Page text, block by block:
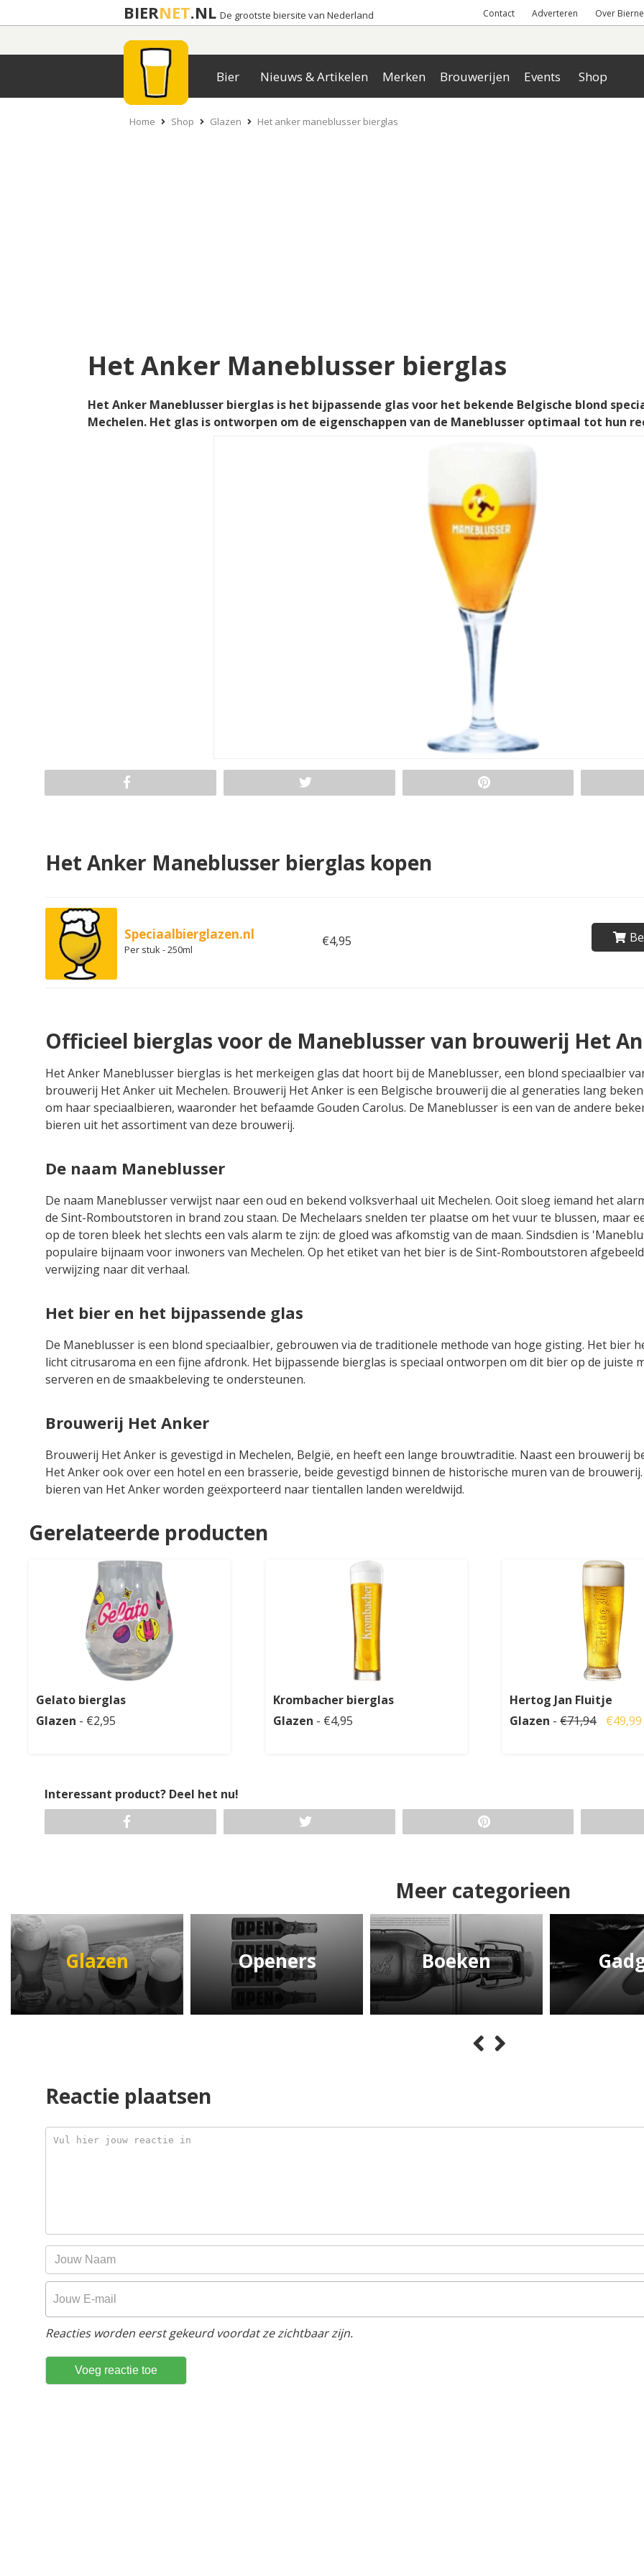
BIERNET.NL De grootste biersite van Nederland Contact Adverteren Over
Bier Nieuws & Artikelen Merken Brouwerijen Events Shop
Home Shop Glazen Het anker maneblusser bierglas
Het Anker Maneblusser bierglas
Het Anker Maneblusser bierglas is het bijpassende glas voor het bekende Belgische blond
Mechelen. Het glas is ontworpen om de eigenschappen van de Maneblusser optimaal tot hun
Het Anker Maneblusser bierglas kopen
Speciaalbierglazen.nl
Per stuk - 250ml
€4,95
Officieel bierglas voor de Maneblusser van brouwerij Het
Het Anker Maneblusser bierglas is het merkeigen glas dat hoort bij de Maneblusser, een blond speciaalbier
brouwerij Het Anker uit Mechelen. Brouwerij Het Anker is een Belgische brouwerij die al generaties lang
om haar speciaalbieren, waaronder het befaamde Gouden Carolus. De Maneblusser is een van de andere
bieren uit het assortiment van deze brouwerij.
De naam Maneblusser
De naam Maneblusser verwijst naar een oud en bekend volksverhaal uit Mechelen. Ooit sloeg iemand het
de Sint-Romboutstoren in brand zou staan. De Mechelaars snelden ter plaatse om het vuur te blussen, maar
op de toren bleek het slechts een vals alarm te zijn: de gloed was afkomstig van de maan. Sindsdien is
populaire bijnaam voor inwoners van Mechelen. Op het etiket van het bier is de Sint-Romboutstoren
verwijzing naar dit verhaal.
Het bier en het bijpassende glas
De Maneblusser is een blond speciaalbier, gebrouwen via de traditionele methode van hoge gisting. Het bier
licht citrusaroma en een fijne afdronk. Het bijpassende bierglas is speciaal ontworpen om dit bier op de juiste
serveren en de smaakbeleving te ondersteunen.
Brouwerij Het Anker
Brouwerij Het Anker is gevestigd in Mechelen, België, en heeft een lange brouwtraditie. Naast een brouwerij
Het Anker ook over een hotel en een brasserie, beide gevestigd binnen de historische muren van de
bieren van Het Anker worden geëxporteerd naar tientallen landen wereldwijd.
Gerelateerde producten
Gelato bierglas
Glazen - €2,95
Krombacher bierglas
Glazen - €4,95
Hertog Jan Fluitje
Glazen -€71,94 €49,99
Interessant product? Deel het nu!
Meer categorieen
Glazen Openers Boeken
Reactie plaatsen
Reacties worden eerst gekeurd voordat ze zichtbaar zijn.